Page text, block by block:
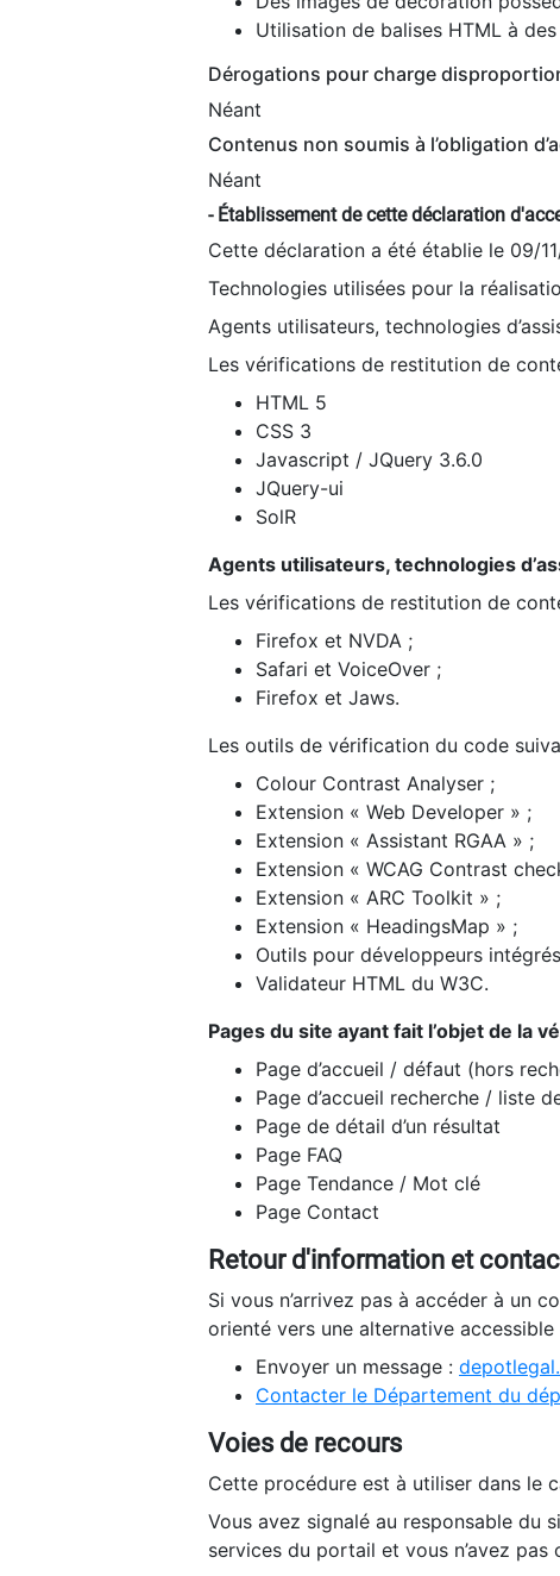
Utilisation de balises HTML à
Dérogations pour charge
Néant
Contenus non soumis à l’obligation
Néant
- Établissement de cette déclaration
Cette déclaration a été établie le 09/
Technologies utilisées pour la
Agents utilisateurs, technologies
Les vérifications de restitution de
HTML 5
CSS 3
Javascript / JQuery 3.6.0
JQuery-ui
SolR
Agents utilisateurs, technologies
Les vérifications de restitution de
Firefox et NVDA ;
Safari et VoiceOver ;
Firefox et Jaws.
Les outils de vérification du code
Colour Contrast Analyser ;
Extension « Web Developer » ;
Extension « Assistant RGAA » ;
Extension « WCAG Contrast
Extension « ARC Toolkit » ;
Extension « HeadingsMap » ;
Outils pour développeurs
Validateur HTML du W3C.
Pages du site ayant fait l’objet de la
Page d’accueil / défaut (hors
Page d’accueil recherche / liste
Page de détail d’un résultat
Page FAQ
Page Tendance / Mot clé
Page Contact
Retour d'information et
Si vous n’arrivez pas à accéder à un
orienté vers une alternative
Envoyer un message :
Contacter le Département du
Voies de recours
Cette procédure est à utiliser dans le
Vous avez signalé au responsable du
services du portail et vous n’avez